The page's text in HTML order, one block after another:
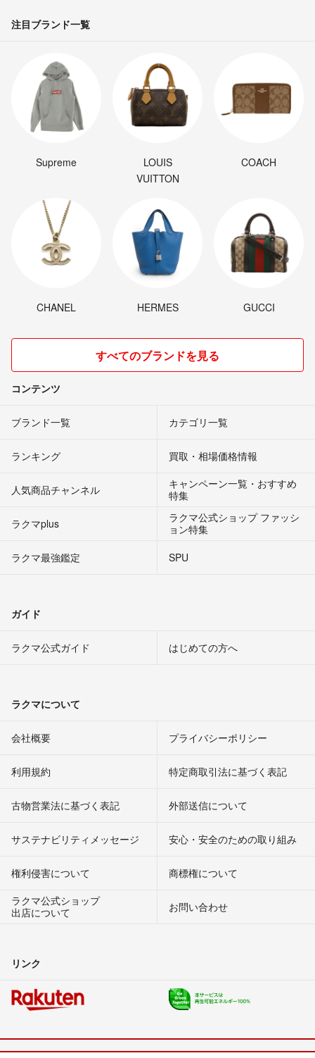
注目ブランド一覧
Supreme
LOUIS
VUITTON
COACH
CHANEL HERMES GUCCI
すべてのブランドを見る
コンテンツ
ブランド一覧 カテゴリ一覧
ランキング 買取・相場価格情報
人気商品チャンネル
キャンペーン一覧・おすすめ
特集
ラクマplus
ラクマ公式ショップ ファッシ
ョン特集
ラクマ最強鑑定
SPU
ガイド
ラクマ公式ガイド はじめての方へ
ラクマについて
会社概要 プライバシーポリシー
利用規約 特定商取引法に基づく表記
古物営業法に基づく表記 外部送信について
サステナビリティメッセージ 安心・安全のための取り組み
権利侵害について
商標権について
ラクマ公式ショップ
出店について
お問い合わせ
リンク